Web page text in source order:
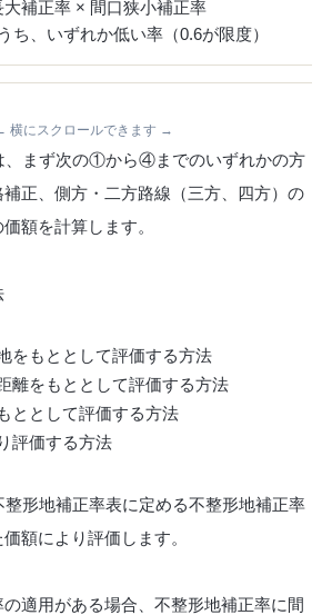
補正率 × 間口狭小補正率
、いずれか低い率（0.6が限度）
横にスクロールできます →
、まず次の①から④までのいずれかの方
正、側方・二方路線（三方、四方）の
額を計算します。
をもととして評価する方法
離をもととして評価する方法
ととして評価する方法
評価する方法
整形地補正率表に定める不整形地補正率
額により評価します。
適用がある場合、不整形地補正率に間